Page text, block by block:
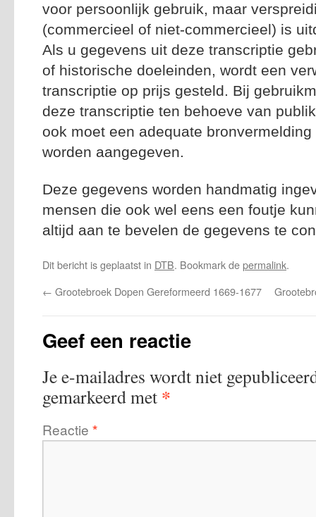
voor persoonlijk gebruik, maar
(commercieel of niet-commercieel) is
Als u gegevens uit deze transcriptie
of historische doeleinden, wordt een
transcriptie op prijs gesteld. Bij
deze transcriptie ten behoeve van
ook moet een adequate
worden aangegeven.
Deze gegevens worden handmatig
mensen die ook wel eens een foutje
altijd aan te bevelen de gegevens te
Dit bericht is geplaatst in DTB. Bookmark depermalink.
← Grootebroek Dopen Gereformeerd 1669-1677
Geef een reactie
Je e-mailadres wordt niet
gemarkeerd met *
Reactie *